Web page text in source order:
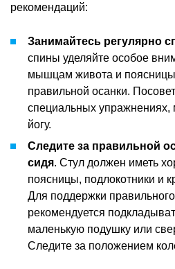
рекомендаций:
Занимайтесь регулярно
спины уделяйте особое
мышцам живота и
правильной осанки.
специальных упражнениях,
йогу.
Следите за правильной
сидя. Стул должен иметь
поясницы, подлокотники и
Для поддержки
рекомендуется
маленькую подушку или
Следите за положением